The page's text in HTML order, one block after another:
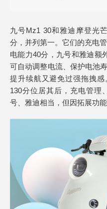
九号Mz1 30和雅迪摩登光
分，并列第一。它们的充电
电能力40分，九号和雅迪额
可自动调整电流、保护电池
提升续航又避免过强拖拽
130分位居其后，充电管理
号、雅迪相当，但因拓展功